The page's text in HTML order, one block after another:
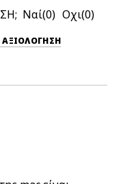
0 0
ΑΥΤΉΝ ΤΗΝ ΑΞΙΟΛΟΓΗΣΗ